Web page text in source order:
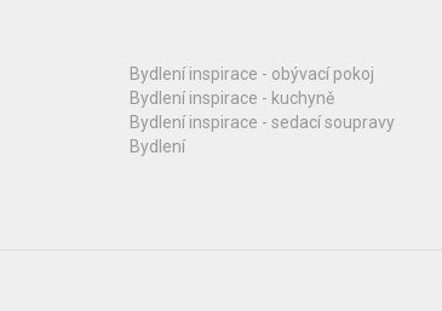
Bydlení inspirace - obývací pokoj
Bydlení inspirace - kuchyně
Bydlení inspirace - sedací soupravy
Bydlení